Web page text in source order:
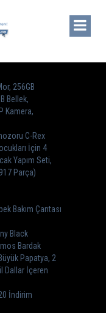
256GB
Bellek,
Kamera,
C-Rex
İçin 4
Yapım Seti,
Parça)
Bakım Çantası
Black
Bardak
Papatya, 2
Dallar İçeren
İndirim